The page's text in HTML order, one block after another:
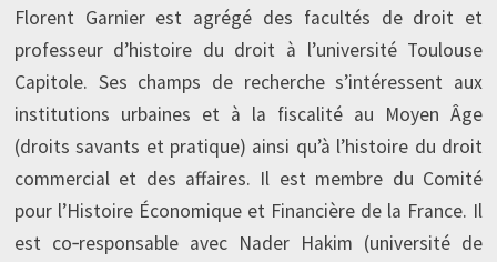
Florent Garnier est agrégé des facultés de droit et
professeur d’histoire du droit à l’université Toulouse
Capitole. Ses champs de recherche s’intéressent aux
institutions urbaines et à la fiscalité au Moyen Âge
(droits savants et pratique) ainsi qu’à l’histoire du droit
commercial et des affaires. Il est membre du Comité
pour l’Histoire Économique et Financière de la France. Il
est co‑responsable avec Nader Hakim (université de